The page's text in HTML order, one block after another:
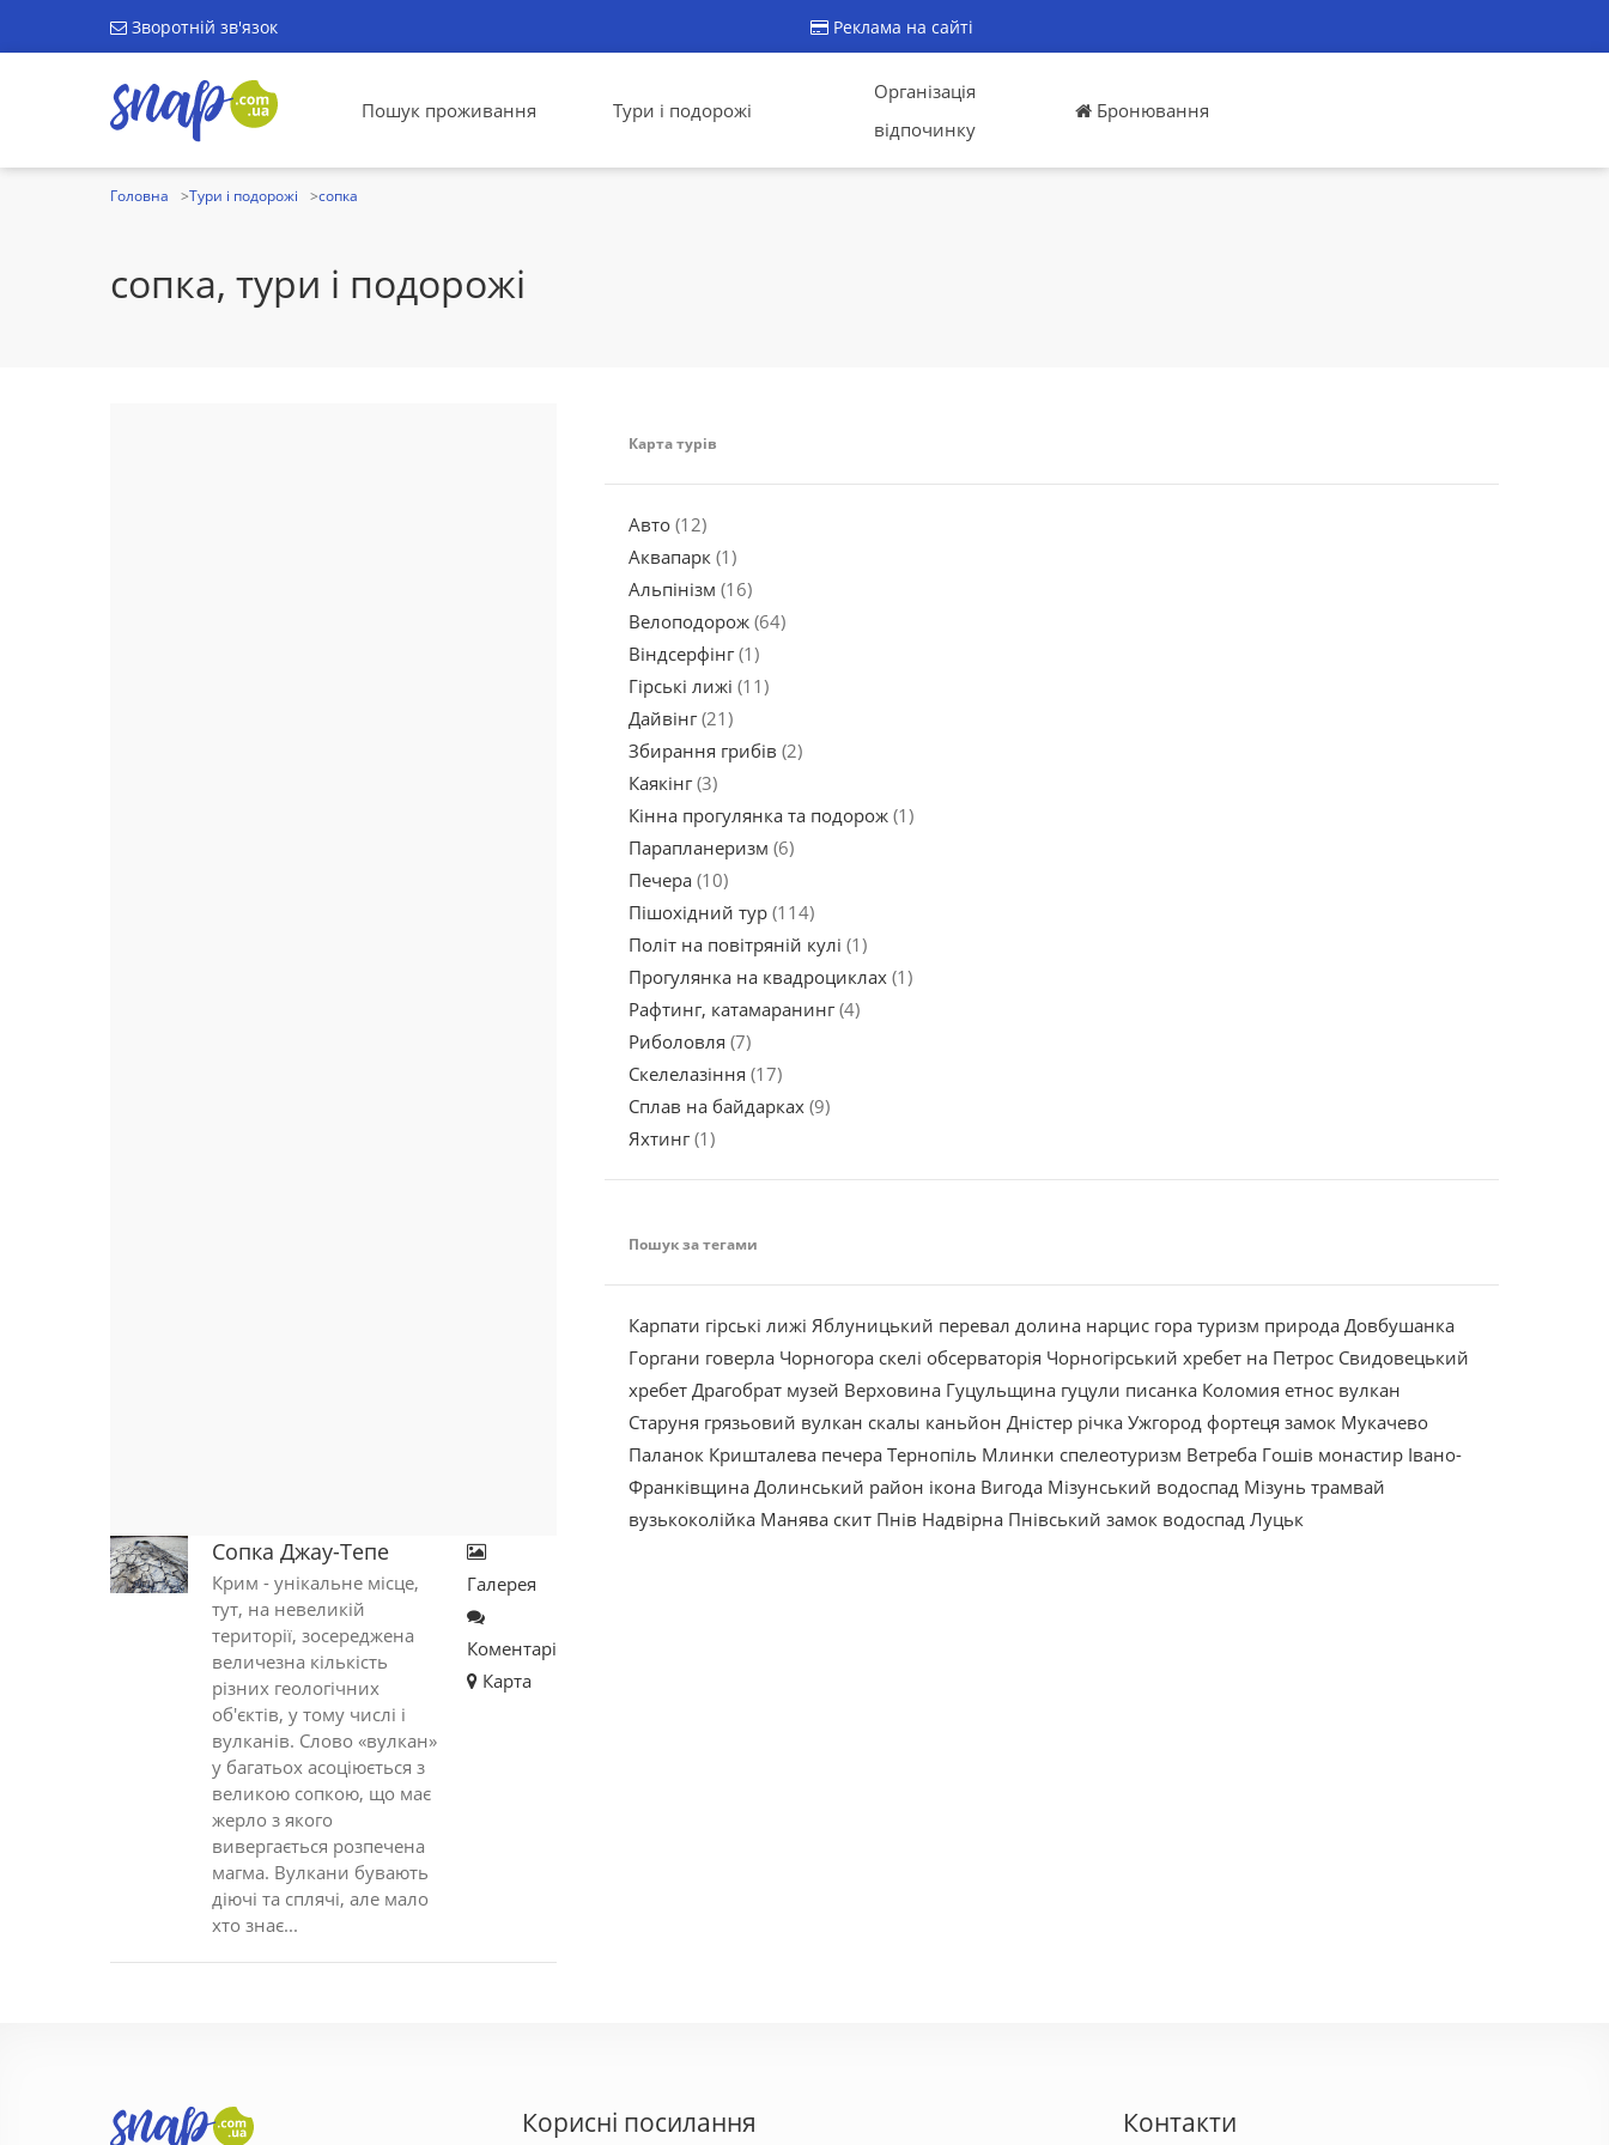
Зворотній зв'язок Реклама на сайті
Пошук проживання Тури і подорожі
Організація
відпочинку
Бронювання
Головна Тури і подорожі сопка
сопка, тури і подорожі
Карта турів
Авто (12)
Аквапарк (1)
Альпінізм (16)
Велоподорож (64)
Віндсерфінг(1)
Гірські лижі (11)
Дайвінг(21)
Збирання грибів (2)
Каякінг(3)
Кінна прогулянка та подорож (1)
Парапланеризм (6)
Печера (10)
Пішохідний тур (114)
Політ на повітряній кулі (1)
Прогулянка на квадроциклах (1)
Рафтинг, катамаранинг(4)
Риболовля (7)
Скелелазіння (17)
Сплав на байдарках (9)
Яхтинг(1)
Пошук за тегами
Карпати гірські лижі Яблуницький перевал долина нарцис гора туризм природа Довбушанка
Горгани говерла Чорногора скелі обсерваторія Чорногірський хребет на Петрос Свидовецький
хребет Драгобрат музей Верховина Гуцульщина гуцули писанка Коломия етнос вулкан
Старуня грязьовий вулкан скалы каньйон Дністер річка Ужгород фортеця замок Мукачево
Паланок Кришталева печера Тернопіль Млинки спелеотуризм Ветреба Гошів монастир Івано-
Франківщина Долинський район ікона Вигода Мізунський водоспад Мізунь трамвай
вузькоколійка Манява скит Пнів Надвірна Пнівський замок водоспад Луцьк
Сопка Джау-Тепе
Крим - унікальне місце,
тут, на невеликій
території, зосереджена
величезна кількість
різних геологічних
об'єктів, у тому числі і
вулканів. Слово «вулкан»
у багатьох асоціюється з
великою сопкою, що має
жерло з якого
вивергається розпечена
магма. Вулкани бувають
діючі та сплячі, але мало
хто знає...
Галерея
Коментарі
Карта
Корисні посилання Контакти